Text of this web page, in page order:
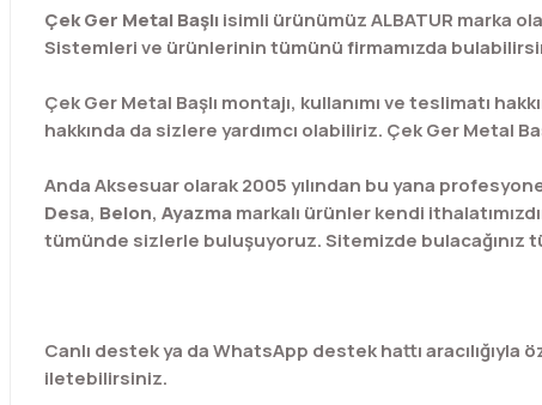
Çek Ger Metal Başlı isimli ürünümüz ALBATUR marka
Sistemleri ve ürünlerinin tümünü firmamızda
Çek Ger Metal Başlı montajı, kullanımı ve teslimatı
hakkında da sizlere yardımcı olabiliriz. Çek Ger Metal
Anda Aksesuar olarak 2005 yılından bu yana
Desa, Belon, Ayazma markalı ürünler kendi
tümünde sizlerle buluşuyoruz. Sitemizde bulacağınız
Canlı destek ya da WhatsApp destek hattı
iletebilirsiniz.